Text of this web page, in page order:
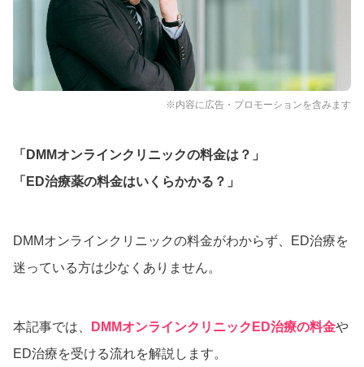
※内容に広告・プロモーションを含みます
「DMMオンラインクリニックの料金は？」
「ED治療薬の料金はいくらかかる？」
DMMオンラインクリニックの料金がわからず、ED治療を
迷っている方は少なくありません。
本記事では、 DMMオンラインクリニックED治療の料金や
ED治療を受ける流れを解説します。